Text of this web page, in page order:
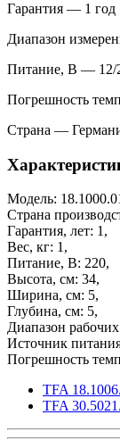
Гарантия — 1 год
Диапазон
Питание, В — 12/
Погрешность
Страна —
Модель:
Страна
Гарантия, лет: 1,
Вес, кг: 1,
Питание, В: 220,
Высота, см: 34,
Ширина, см: 5,
Глубина, см: 5,
Диапазон
Источник
Погрешность
TFA
TFA